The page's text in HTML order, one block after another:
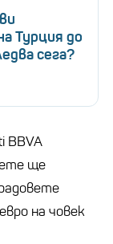
Турция до
сега?
BBVA
ще
на човек